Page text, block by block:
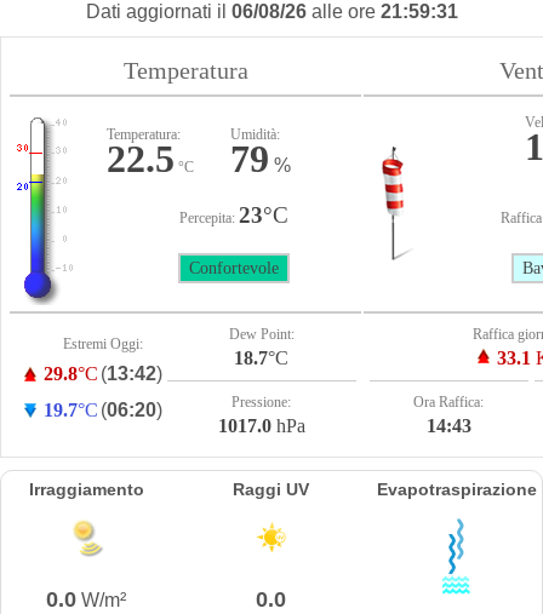
Dati aggiornati il 06/08/26 alle ore 21:59:31
Temperatura
Temperatura:
22.5 °C
Umidità:
79 %
Percepita: 23°C
Confortevole
Estremi Oggi:
29.8°C (13:42)
19.7°C (06:20)
Dew Point:
18.7°C
Pressione:
1017.0hPa
Raffica
33.1
Ora Raffica:
14:43
Irraggiamento
0.0 W/m²
Raggi UV
0.0
Evapotraspirazione